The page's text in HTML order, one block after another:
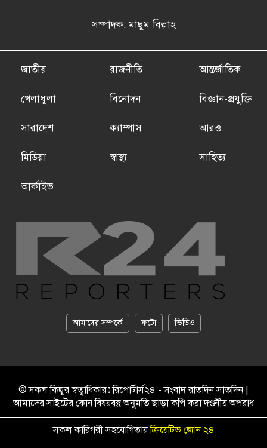
সম্পাদক: মাছুম বিল্লাহ
জাতীয় রাজনীতি আন্তর্জাতিক
খেলাধুলা বিনোদন বিজ্ঞান-প্রযুক্তি
সারাদেশ ক্যাম্পাস আরও
মিডিয়া স্বাস্থ্য সাহিত্য
আর্কাইভ
আমাদের সম্পর্কে ফটো ভিডিও
© সকল কিছুর স্বত্বাধিকারঃ রিপোর্টার্স২৪ - সংবাদ রাতদিন সাতদিন |
আমাদের সাইটের কোন বিষয়বস্তু অনুমতি ছাড়া কপি করা দণ্ডনীয় অপরাধ
সকল কারিগরী সহযোগিতায়ক্রিয়েটিভ জোন ২৪